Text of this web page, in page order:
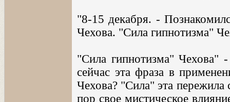
"8-15 декабря. -
Чехова. "Сила гипнотизма"
"Сила гипнотизма" Чехова"
сейчас эта фраза в
Чехова? "Сила" эта пережила
пор свое мистическое